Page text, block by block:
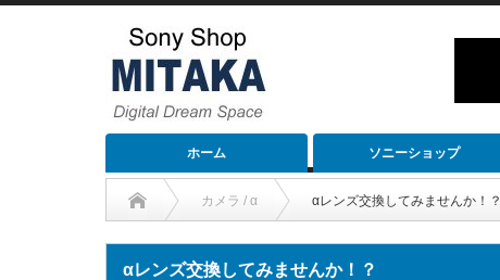
ホーム ソニーショップ
カメラ / α αレンズ交換してみませんか！？
αレンズ交換してみませんか！？